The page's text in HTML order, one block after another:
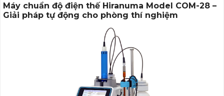
Máy chuẩn độ điện thế Hiranuma Model COM-28 –
Giải pháp tự động cho phòng thí nghiệm